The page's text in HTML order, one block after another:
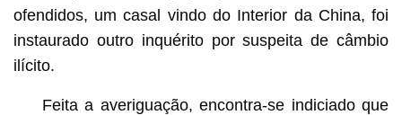
ofendidos, um casal vindo do Interior da China, foi
instaurado outro inquérito por suspeita de câmbio
ilícito.
Feita a averiguação, encontra-se indiciado que